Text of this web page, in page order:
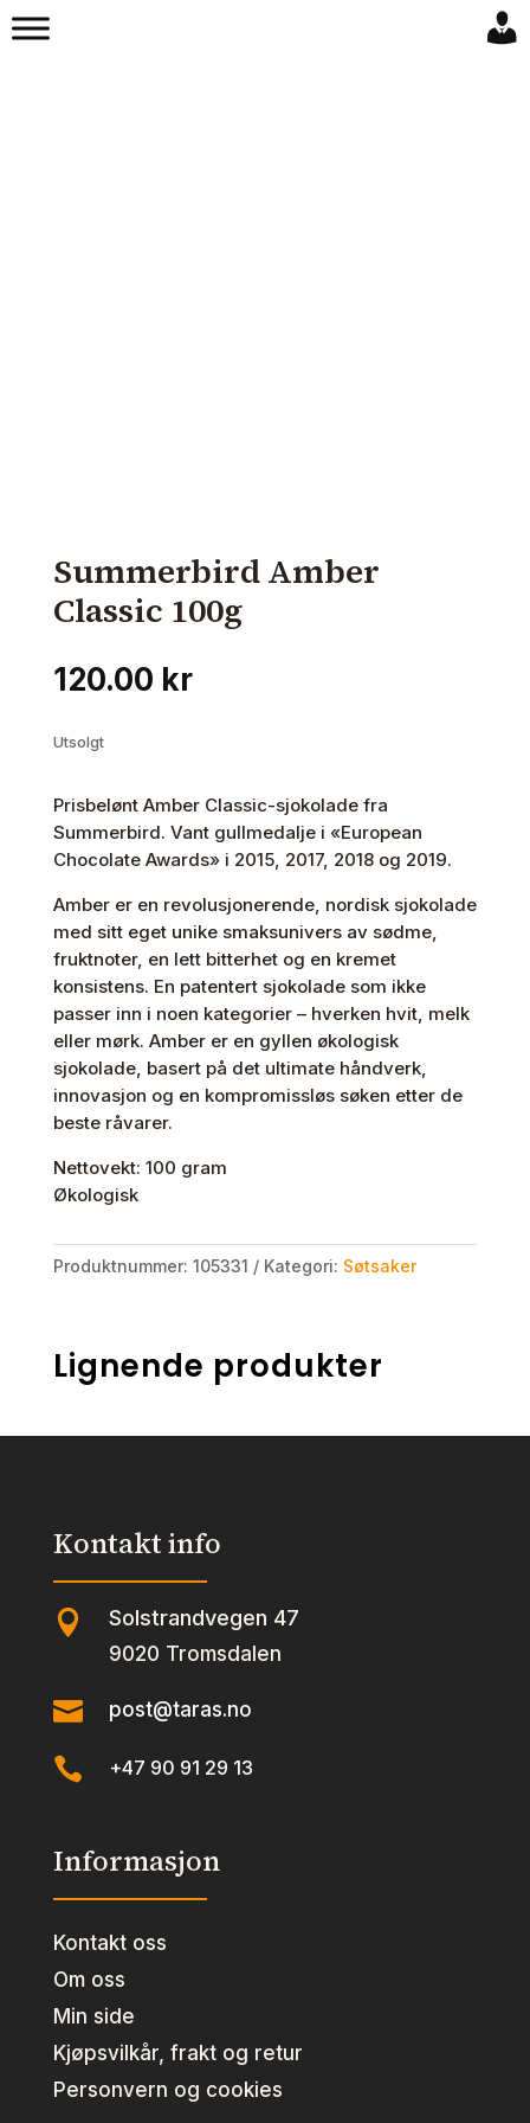
Summerbird Amber
Classic 100g
120.00 kr
Utsolgt
Prisbelønt Amber Classic-sjokolade fra
Summerbird. Vant gullmedalje i «European
Chocolate Awards» i 2015, 2017, 2018 og 2019.
Amber er en revolusjonerende, nordisk sjokolade
med sitt eget unike smaksunivers av sødme,
fruktnoter, en lett bitterhet og en kremet
konsistens. En patentert sjokolade som ikke
passer inn i noen kategorier – hverken hvit, melk
eller mørk. Amber er en gyllen økologisk
sjokolade, basert på det ultimate håndverk,
innovasjon og en kompromissløs søken etter de
beste råvarer.
Nettovekt: 100 gram
Økologisk
Produktnummer: 105331 Kategori: Søtsaker
Lignende produkter
Kontakt info
 Solstrandvegen 47
9020 Tromsdalen
 post@taras.no
 +47 90 91 29 13
Informasjon
Kontakt oss
Om oss
Min side
Kjøpsvilkår, frakt og retur
Personvern og cookies